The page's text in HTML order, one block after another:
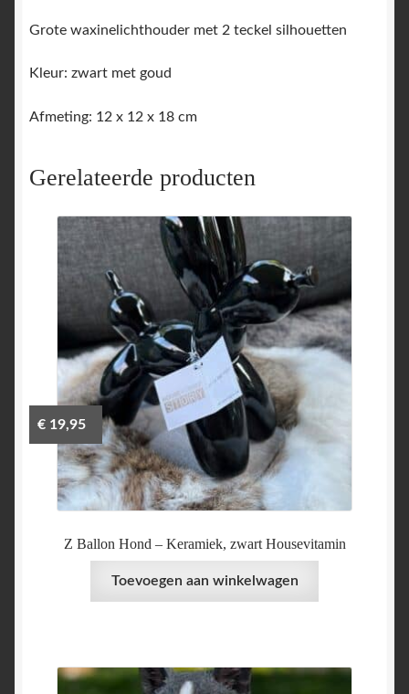
Grote waxinelichthouder met 2 teckel silhouetten
Kleur: zwart met goud
Afmeting: 12 x 12 x 18 cm
Gerelateerde producten
Z Ballon Hond – Keramiek, zwart Housevitamin
€19,95
Toevoegen aan winkelwagen